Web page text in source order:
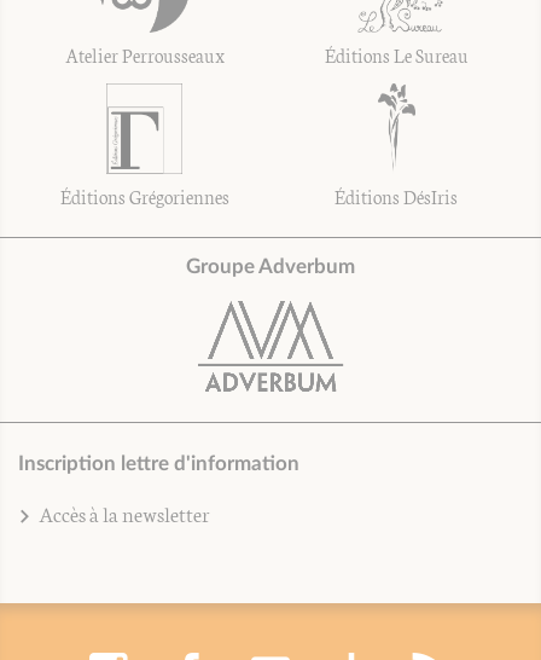
Atelier Perrousseaux Éditions Le Sureau
Éditions Grégoriennes Éditions DésIris
Groupe Adverbum
Inscription lettre d'information
Accès à la newsletter